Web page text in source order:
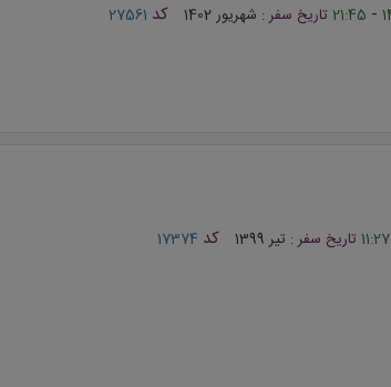
-
21:45 تاریخ سفر : شهریور 1402 کد 27561
11:27 تاریخ سفر : تیر 1399 کد 17374